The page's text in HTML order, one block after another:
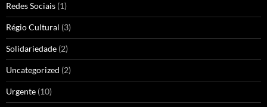
Redes Sociais (1)
Régio Cultural (3)
Solidariedade (2)
Uncategorized (2)
Urgente (10)